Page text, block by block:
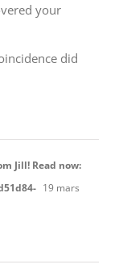
your
did
Jill! Read now:
19 mars